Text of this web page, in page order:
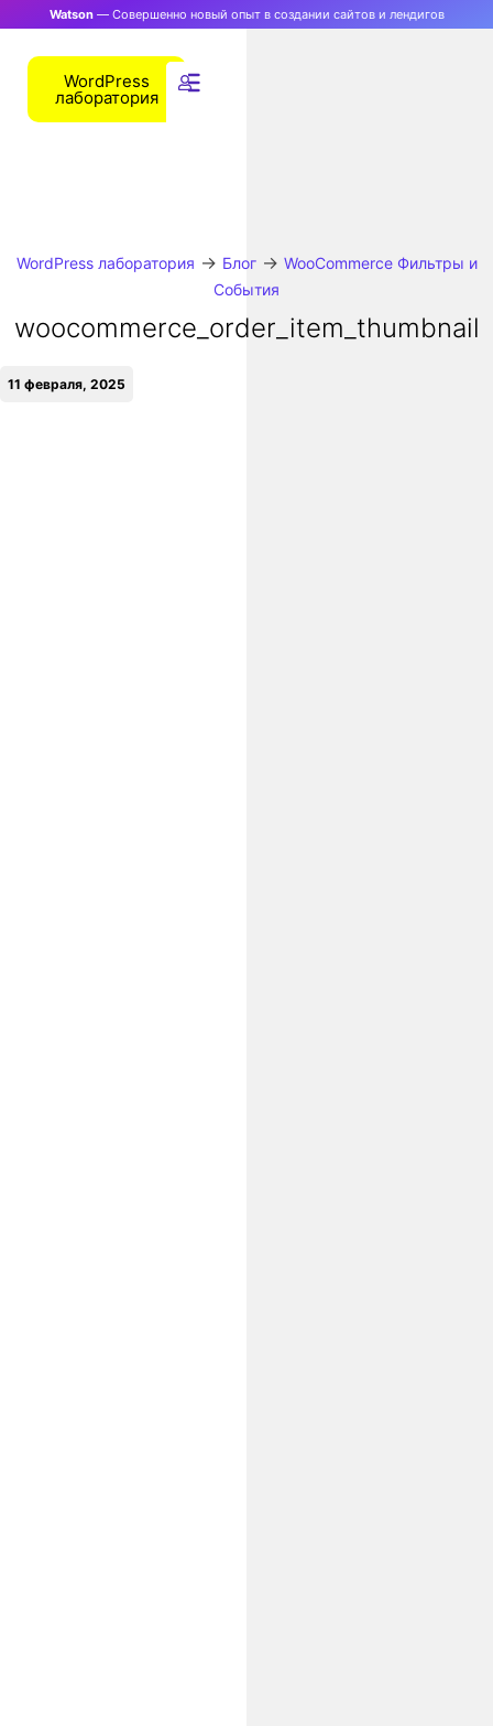
Watson— Совершенно новый опыт в создании сайтов и лендигов
WordPress
лаборатория
WordPress лаборатория → Блог→ WooCommerce Фильтры и
События
woocommerce_order_item_thumbnail
11 февраля, 2025